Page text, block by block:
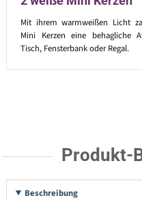
Mit ihrem warmweißen Licht
Mini Kerzen eine behagliche
Tisch, Fensterbank oder Regal.
Produkt-
Beschreibung